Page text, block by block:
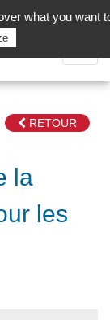
la
RETOUR
la
les
what you want